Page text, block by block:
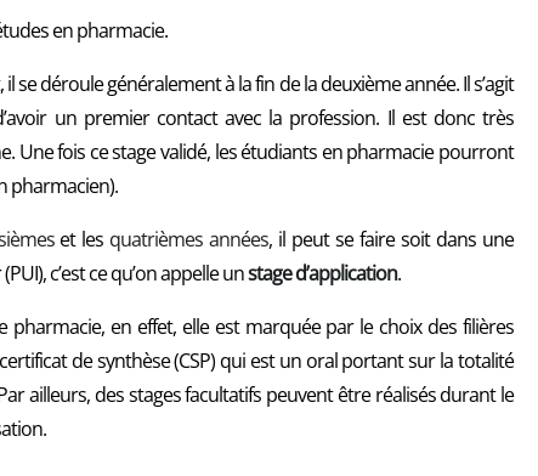
en pharmacie.
se déroule généralement à la fin de la deuxième année. Il s’agit
un premier contact avec la profession. Il est donc très
Une fois ce stage validé, les étudiants en pharmacie pourront
pharmacien).
et les quatrièmes années, il peut se faire soit dans une
c’est ce qu’on appelle unstage d’application.
en effet, elle est marquée par le choix des filières
de synthèse (CSP) qui est un oral portant sur la totalité
ailleurs, des stages facultatifs peuvent être réalisés durant le